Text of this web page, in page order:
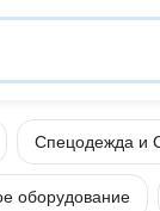
Спецодежда и
оборудование